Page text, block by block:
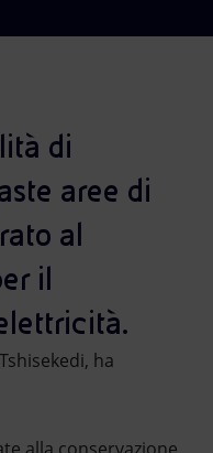
di
aree di
al
il
ha